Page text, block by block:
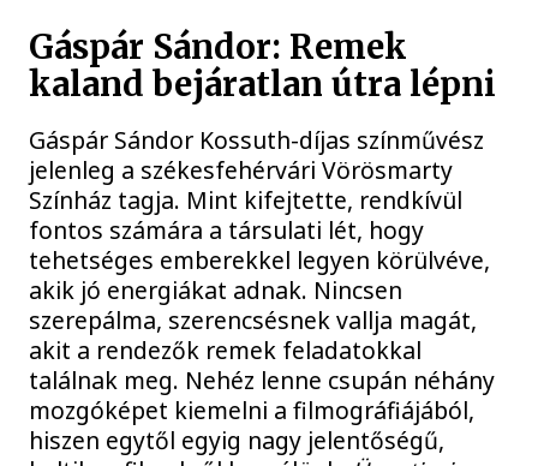
Gáspár Sándor: Remek
kaland bejáratlan útra lépni
Gáspár Sándor Kossuth-díjas színművész
jelenleg a székesfehérvári Vörösmarty
Színház tagja. Mint kifejtette, rendkívül
fontos számára a társulati lét, hogy
tehetséges emberekkel legyen körülvéve,
akik jó energiákat adnak. Nincsen
szerepálma, szerencsésnek vallja magát,
akit a rendezők remek feladatokkal
találnak meg. Nehéz lenne csupán néhány
mozgóképet kiemelni a filmográfiájából,
hiszen egytől egyig nagy jelentőségű,